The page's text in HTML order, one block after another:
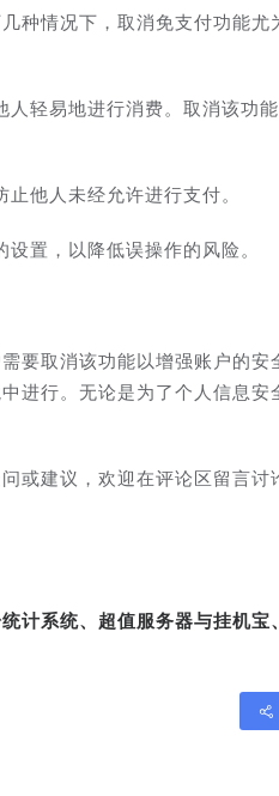
种情况下，取消免支付功能尤
轻易地进行消费。取消该功能
他人未经允许进行支付。
置，以降低误操作的风险。
要取消该功能以增强账户的安
进行。无论是为了个人信息安
或建议，欢迎在评论区留言讨
计系统、超值服务器与挂机宝